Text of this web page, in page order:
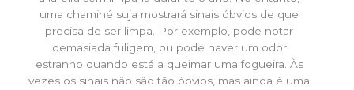
uma chaminé suja mostrará sinais óbvios de que
precisa de ser limpa. Por exemplo, pode notar
demasiada fuligem, ou pode haver um odor
estranho quando está a queimar uma fogueira. Às
vezes os sinais não são tão óbvios, mas ainda é uma